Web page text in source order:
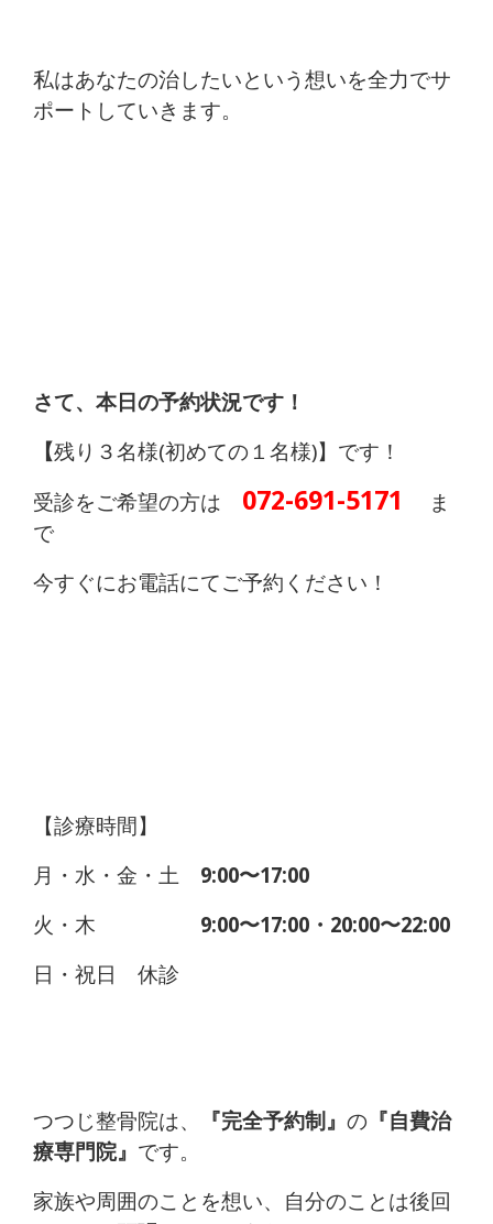
私はあなたの治したいという想いを全力でサ
ポートしていきます。
さて、本日の予約状況です！
【残り３名様(初めての１名様)】です！
受診をご希望の方は 072-691-5171
ま
で
今すぐにお電話にてご予約ください！
【診療時間】
月・水・金・土 9:00〜17:00
火・木 9:00〜17:00・20:00〜22:00
日・祝日 休診
つつじ整骨院は、 『完全予約制』 の 『自費治
療専門院』 です。
家族や周囲のことを想い、自分のことは後回